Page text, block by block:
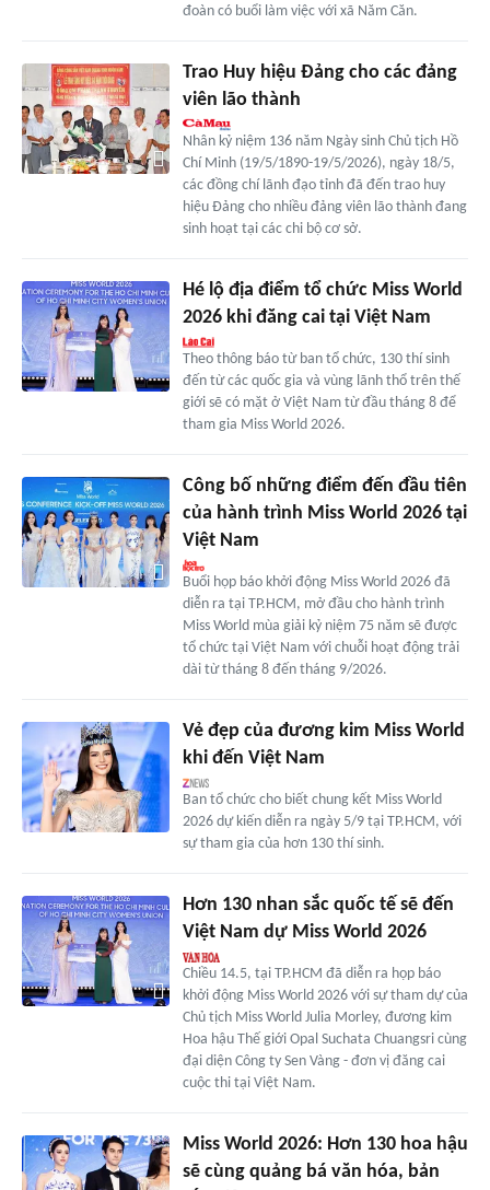
đoàn có buổi làm việc với xã Năm Căn.
Trao Huy hiệu Đảng cho các đảng
viên lão thành
Nhân kỷ niệm 136 năm Ngày sinh Chủ tịch Hồ
Chí Minh (19/5/1890-19/5/2026), ngày 18/5,
các đồng chí lãnh đạo tỉnh đã đến trao huy
hiệu Đảng cho nhiều đảng viên lão thành đang
sinh hoạt tại các chi bộ cơ sở.
Hé lộ địa điểm tổ chức Miss World
2026 khi đăng cai tại Việt Nam
Theo thông báo từ ban tổ chức, 130 thí sinh
đến từ các quốc gia và vùng lãnh thổ trên thế
giới sẽ có mặt ở Việt Nam từ đầu tháng 8 để
tham gia Miss World 2026.
Công bố những điểm đến đầu tiên
của hành trình Miss World 2026 tại
Việt Nam
Buổi họp báo khởi động Miss World 2026 đã
diễn ra tại TP.HCM, mở đầu cho hành trình
Miss World mùa giải kỷ niệm 75 năm sẽ được
tổ chức tại Việt Nam với chuỗi hoạt động trải
dài từ tháng 8 đến tháng 9/2026.
Vẻ đẹp của đương kim Miss World
khi đến Việt Nam
Ban tổ chức cho biết chung kết Miss World
2026 dự kiến diễn ra ngày 5/9 tại TP.HCM, với
sự tham gia của hơn 130 thí sinh.
Hơn 130 nhan sắc quốc tế sẽ đến
Việt Nam dự Miss World 2026
Chiều 14.5, tại TP.HCM đã diễn ra họp báo
khởi động Miss World 2026 với sự tham dự của
Chủ tịch Miss World Julia Morley, đương kim
Hoa hậu Thế giới Opal Suchata Chuangsri cùng
đại diện Công ty Sen Vàng - đơn vị đăng cai
cuộc thi tại Việt Nam.
Miss World 2026: Hơn 130 hoa hậu
sẽ cùng quảng bá văn hóa, bản